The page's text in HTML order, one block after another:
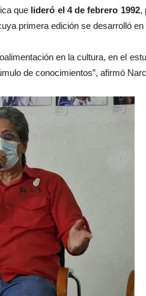
que lideró el 4 de febrero 1992,
primera edición se desarrolló en
en la cultura, en el
de conocimientos”, afirmó